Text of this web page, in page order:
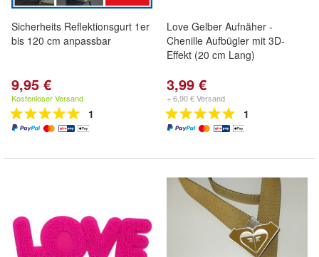
Sicherheits Reflektionsgurt 1er
bis 120 cm anpassbar
9,95 €
Kostenloser Versand
1
Love Gelber Aufnäher -
Chenille Aufbügler mit 3D-
Effekt (20 cm Lang)
3,99 €
+ 6,90 € Versand
1